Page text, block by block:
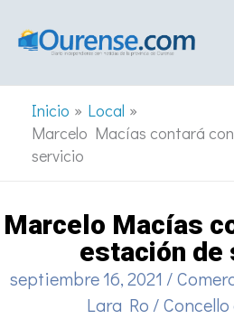
Inicio
Local
Marcelo Macías contará
servicio
Marcelo Macías
estación de
septiembre 16, 2021 /
Lara Ro /Concello